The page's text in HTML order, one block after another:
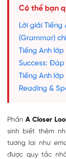
Có thể bạn
Lời giải Tiếng
(Grammar)
Tiếng Anh
Success:
Tiếng Anh lớp
Reading &
Phần A Closer
sinh biết thêm
tương lai như
được quy tắc